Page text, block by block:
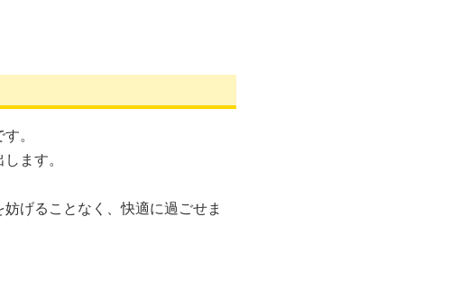
。
ます。
げることなく、快適に過ごせま